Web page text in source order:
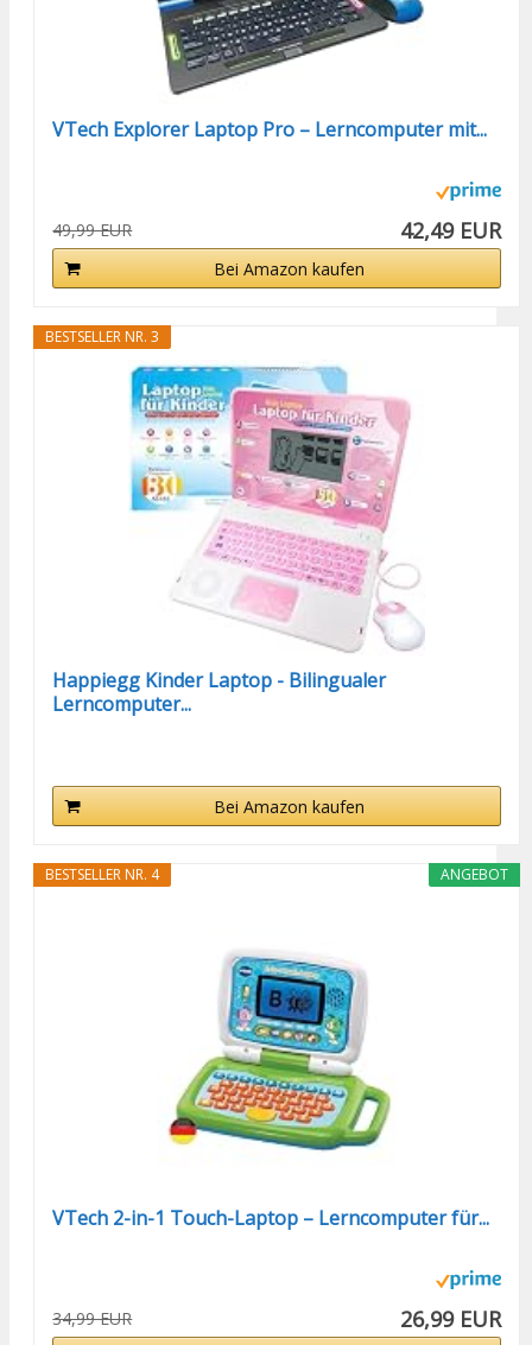
VTech Explorer Laptop Pro – Lerncomputer mit...
49,99 EUR 42,49 EUR
Bei Amazon kaufen
BESTSELLER NR. 3
Happiegg Kinder Laptop - Bilingualer
Lerncomputer...
Bei Amazon kaufen
ANGEBOT
BESTSELLER NR. 4
VTech 2-in-1 Touch-Laptop – Lerncomputer für...
34,99 EUR 26,99 EUR